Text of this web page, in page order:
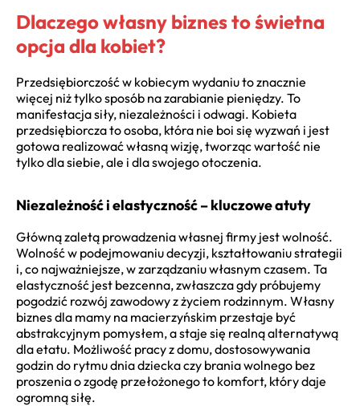
Dlaczego własny biznes to świetna
opcja dla kobiet?
Przedsiębiorczość w kobiecym wydaniu to znacznie
więcej niż tylko sposób na zarabianie pieniędzy. To
manifestacja siły, niezależności i odwagi. Kobieta
przedsiębiorcza to osoba, która nie boi się wyzwań i jest
gotowa realizować własną wizję, tworząc wartość nie
tylko dla siebie, ale i dla swojego otoczenia.
Niezależność i elastyczność – kluczowe atuty
Główną zaletą prowadzenia własnej firmy jest wolność.
Wolność w podejmowaniu decyzji, kształtowaniu strategii
i, co najważniejsze, w zarządzaniu własnym czasem. Ta
elastyczność jest bezcenna, zwłaszcza gdy próbujemy
pogodzić rozwój zawodowy z życiem rodzinnym. Własny
biznes dla mamy na macierzyńskim przestaje być
abstrakcyjnym pomysłem, a staje się realną alternatywą
dla etatu. Możliwość pracy z domu, dostosowywania
godzin do rytmu dnia dziecka czy brania wolnego bez
proszenia o zgodę przełożonego to komfort, który daje
ogromną siłę.